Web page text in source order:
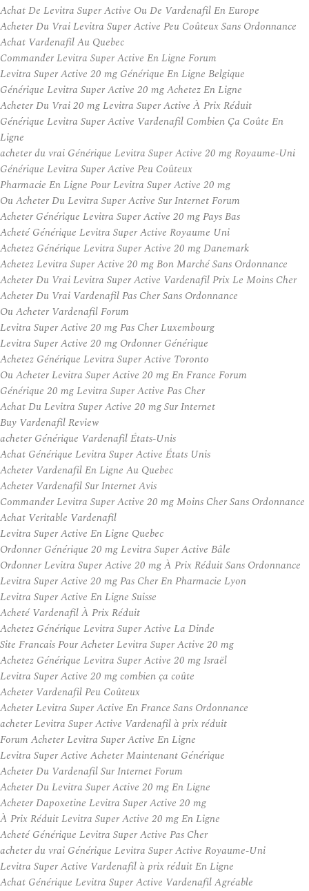
Achat De Levitra Super Active Ou De Vardenafil En Europe
Acheter Du Vrai Levitra Super Active Peu Coûteux Sans Ordonnance
Achat Vardenafil Au Quebec
Commander Levitra Super Active En Ligne Forum
Levitra Super Active 20 mg Générique En Ligne Belgique
Générique Levitra Super Active 20 mg Achetez En Ligne
Acheter Du Vrai 20 mg Levitra Super Active À Prix Réduit
Générique Levitra Super Active Vardenafil Combien Ça Coûte En
Ligne
acheter du vrai Générique Levitra Super Active 20 mg Royaume-Uni
Générique Levitra Super Active Peu Coûteux
Pharmacie En Ligne Pour Levitra Super Active 20 mg
Ou Acheter Du Levitra Super Active Sur Internet Forum
Acheter Générique Levitra Super Active 20 mg Pays Bas
Acheté Générique Levitra Super Active Royaume Uni
Achetez Générique Levitra Super Active 20 mg Danemark
Achetez Levitra Super Active 20 mg Bon Marché Sans Ordonnance
Acheter Du Vrai Levitra Super Active Vardenafil Prix Le Moins Cher
Acheter Du Vrai Vardenafil Pas Cher Sans Ordonnance
Ou Acheter Vardenafil Forum
Levitra Super Active 20 mg Pas Cher Luxembourg
Levitra Super Active 20 mg Ordonner Générique
Achetez Générique Levitra Super Active Toronto
Ou Acheter Levitra Super Active 20 mg En France Forum
Générique 20 mg Levitra Super Active Pas Cher
Achat Du Levitra Super Active 20 mg Sur Internet
Buy Vardenafil Review
acheter Générique Vardenafil États-Unis
Achat Générique Levitra Super Active États Unis
Acheter Vardenafil En Ligne Au Quebec
Acheter Vardenafil Sur Internet Avis
Commander Levitra Super Active 20 mg Moins Cher Sans Ordonnance
Achat Veritable Vardenafil
Levitra Super Active En Ligne Quebec
Ordonner Générique 20 mg Levitra Super Active Bâle
Ordonner Levitra Super Active 20 mg À Prix Réduit Sans Ordonnance
Levitra Super Active 20 mg Pas Cher En Pharmacie Lyon
Levitra Super Active En Ligne Suisse
Acheté Vardenafil À Prix Réduit
Achetez Générique Levitra Super Active La Dinde
Site Francais Pour Acheter Levitra Super Active 20 mg
Achetez Générique Levitra Super Active 20 mg Israël
Levitra Super Active 20 mg combien ça coûte
Acheter Vardenafil Peu Coûteux
Acheter Levitra Super Active En France Sans Ordonnance
acheter Levitra Super Active Vardenafil à prix réduit
Forum Acheter Levitra Super Active En Ligne
Levitra Super Active Acheter Maintenant Générique
Acheter Du Vardenafil Sur Internet Forum
Acheter Du Levitra Super Active 20 mg En Ligne
Acheter Dapoxetine Levitra Super Active 20 mg
À Prix Réduit Levitra Super Active 20 mg En Ligne
Acheté Générique Levitra Super Active Pas Cher
acheter du vrai Générique Levitra Super Active Royaume-Uni
Levitra Super Active Vardenafil à prix réduit En Ligne
Achat Générique Levitra Super Active Vardenafil Agréable